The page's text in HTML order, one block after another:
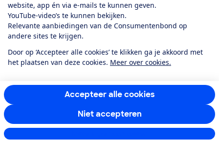
website, app én via e-mails te kunnen geven.
YouTube-video’s te kunnen bekijken.
Relevante aanbiedingen van de Consumentenbond op
andere sites te krijgen.
Door op ‘Accepteer alle cookies’ te klikken ga je akkoord met
het plaatsen van deze cookies. Meer over cookies.
Accepteer alle cookies
Niet accepteren
Algemene Voorwaarden
Privacyverklaring
Cookiebeleid
Privacyvoorkeuren
Toegankelijkheid
RSS-feed nieuws
FacebookTwitterInstagram
YoutubeLinkedIn
12.901consumentenbeoordelen de Consumentenbondmet gemiddeld